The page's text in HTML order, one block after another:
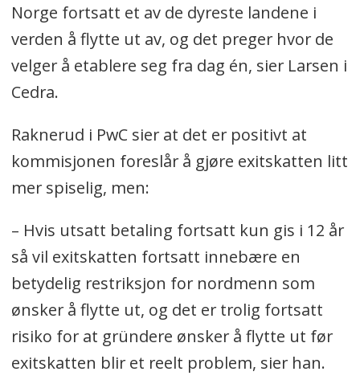
Norge fortsatt et av de dyreste landene i
verden å flytte ut av, og det preger hvor de
velger å etablere seg fra dag én, sier Larsen i
Cedra.
Raknerud i PwC sier at det er positivt at
kommisjonen foreslår å gjøre exitskatten litt
mer spiselig, men:
– Hvis utsatt betaling fortsatt kun gis i 12 år
så vil exitskatten fortsatt innebære en
betydelig restriksjon for nordmenn som
ønsker å flytte ut, og det er trolig fortsatt
risiko for at gründere ønsker å flytte ut før
exitskatten blir et reelt problem, sier han.